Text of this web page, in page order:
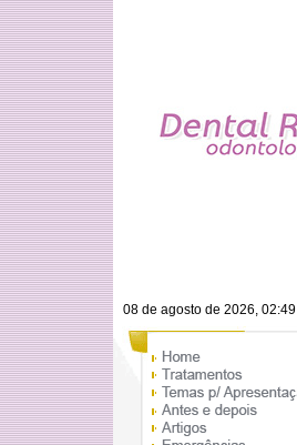
08 de agosto de 2026, 02:49